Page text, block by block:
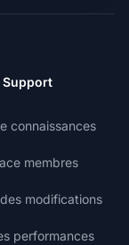
Support
connaissances
membres
modifications
performances